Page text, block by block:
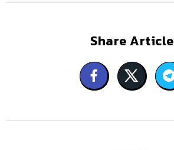
Share Article